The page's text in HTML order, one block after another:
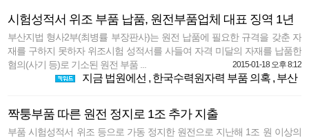
시험성적서 위조 부품 납품, 원전부품업체 대표 징역 1년
부산지법 형사2부(최병률 부장판사)는 원전 납품에 필요한 규격을 갖춘 자
재를 구하지 못하자 위조시험 성적서를 사들여 자격 미달의 자재를 납품한
혐의(사기 등)로 기소된 원전 부품 ...
2015-01-18 오후 8:12
지금 법원에선 , 한국수력원자력 부품 의혹, 부산
짝퉁부품 따른 원전 정지로 1조 추가 지출
부품 시험성적서 위조 등으로 가동 정지한 원전으로 지난해 1조 원 이상의